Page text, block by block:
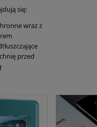
się:
wraz z
przed